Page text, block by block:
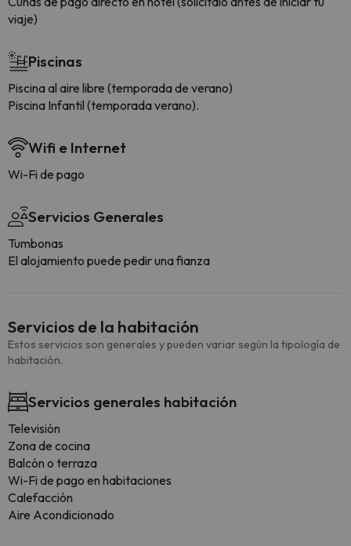
viaje)
Piscinas
Piscina al aire libre (temporada de verano)
Piscina Infantil (temporada verano).
Wifi e Internet
Wi-Fi de pago
Servicios Generales
Tumbonas
El alojamiento puede pedir una fianza
Servicios de la habitación
Estos servicios son generales y pueden variar según la tipología de
habitación.
Servicios generales habitación
Televisión
Zona de cocina
Balcón o terraza
Wi-Fi de pago en habitaciones
Calefacción
Aire Acondicionado